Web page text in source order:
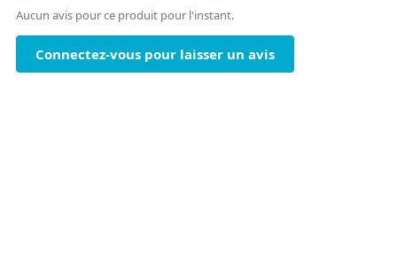
Aucun avis pour ce produit pour l'instant.
Connectez-vous pour laisser un avis